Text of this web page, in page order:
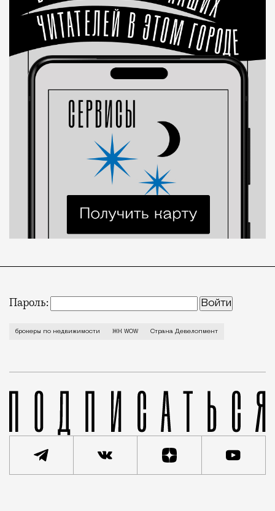
Пароль:
брокеры по недвижимости ЖК WOW Страна Девелопмент